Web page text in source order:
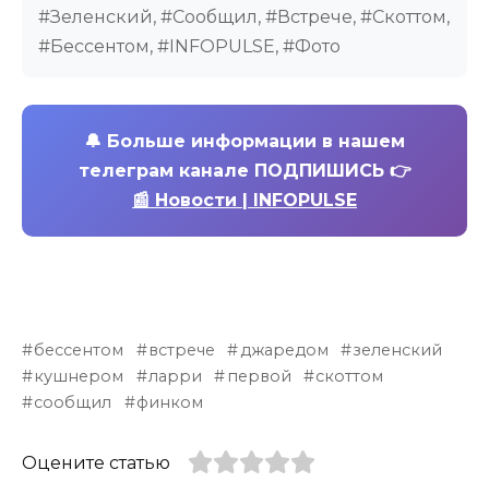
#Зеленский, #Сообщил, #Встрече, #Скоттом,
#Бессентом, #INFOPULSE, #Фото
🔔 Больше информации в нашем
телеграм канале ПОДПИШИСЬ 👉
📰 Новости | INFOPULSE
бессентом встрече джаредом
зеленский
кушнером
ларри первой
скоттом
сообщил
финком
Оцените статью